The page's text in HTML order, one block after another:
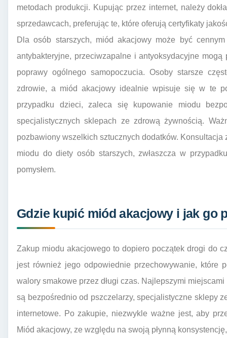
metodach produkcji. Kupując przez internet, należy
sprzedawcach, preferując te, które oferują certyfikaty
Dla osób starszych, miód akacjowy może być
antybakteryjne, przeciwzapalne i antyoksydacyjne
poprawy ogólnego samopoczucia. Osoby starsze
zdrowie, a miód akacjowy idealnie wpisuje się w te
przypadku dzieci, zaleca się kupowanie miodu
specjalistycznych sklepach ze zdrową żywnością.
pozbawiony wszelkich sztucznych dodatków. Konsultacja
miodu do diety osób starszych, zwłaszcza w
pomysłem.
Gdzie kupić miód akacjowy i jak go
Zakup miodu akacjowego to dopiero początek drogi do
jest również jego odpowiednie przechowywanie, które
walory smakowe przez długi czas. Najlepszymi
są bezpośrednio od pszczelarzy, specjalistyczne sklepy
internetowe. Po zakupie, niezwykle ważne jest, aby
Miód akacjowy, ze względu na swoją płynną